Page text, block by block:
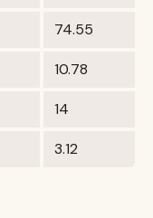
74.55
10.78
14
3.12